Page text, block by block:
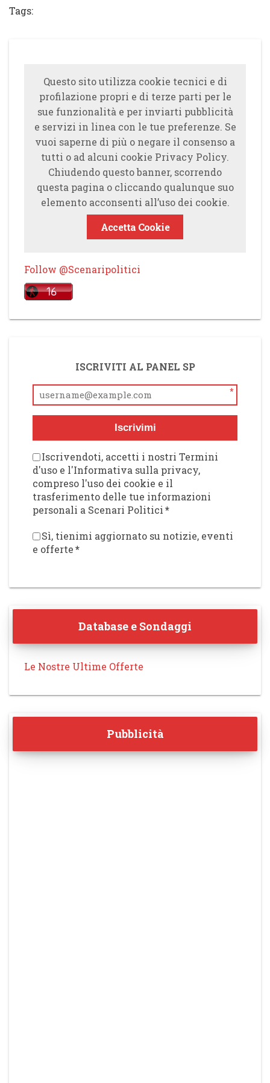
Tags:
Questo sito utilizza cookie tecnici e di
profilazione propri e di terze parti per le
sue funzionalità e per inviarti pubblicità
e servizi in linea con le tue preferenze. Se
vuoi saperne di più o negare il consenso a
tutti o ad alcuni cookie Privacy Policy.
Chiudendo questo banner, scorrendo
questa pagina o cliccando qualunque suo
elemento acconsenti all’uso dei cookie.
Accetta Cookie
Follow @Scenaripolitici
ISCRIVITI AL PANEL SP
*
Iscrivimi
Iscrivendoti, accetti i nostri Termini
d'uso e l'Informativa sulla privacy,
compreso l'uso dei cookie e il
trasferimento delle tue informazioni
personali a Scenari Politici*
Sì, tienimi aggiornato su notizie, eventi
e offerte*
Database e Sondaggi
Le Nostre Ultime Offerte
Pubblicità